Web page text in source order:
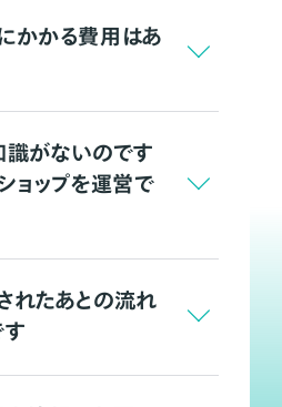
かかる費用はあ
識がないのです
ョップを運営で
れたあとの流れ
す